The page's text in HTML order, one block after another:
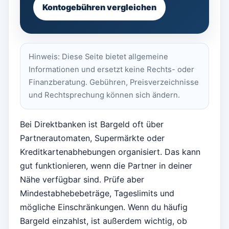
Kontogebühren vergleichen
Hinweis: Diese Seite bietet allgemeine
Informationen und ersetzt keine Rechts- oder
Finanzberatung. Gebühren, Preisverzeichnisse
und Rechtsprechung können sich ändern.
Bei Direktbanken ist Bargeld oft über
Partnerautomaten, Supermärkte oder
Kreditkartenabhebungen organisiert. Das kann
gut funktionieren, wenn die Partner in deiner
Nähe verfügbar sind. Prüfe aber
Mindestabhebebeträge, Tageslimits und
mögliche Einschränkungen. Wenn du häufig
Bargeld einzahlst, ist außerdem wichtig, ob